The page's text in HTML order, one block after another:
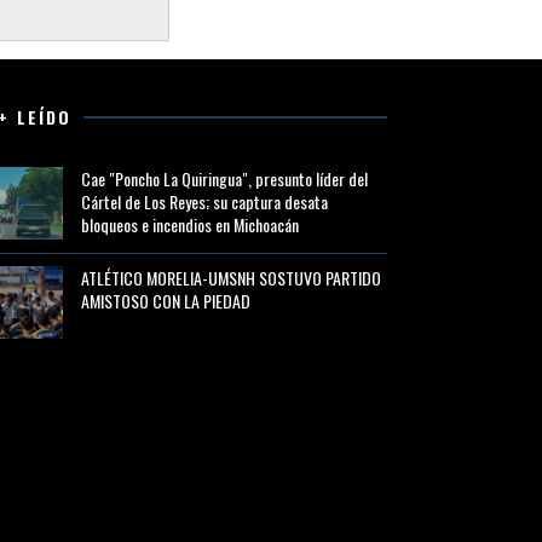
LEÍDO
Cae "Poncho La Quiringua", presunto líder del
Cártel de Los Reyes; su captura desata
bloqueos e incendios en Michoacán
ATLÉTICO MORELIA-UMSNH SOSTUVO PARTIDO
AMISTOSO CON LA PIEDAD